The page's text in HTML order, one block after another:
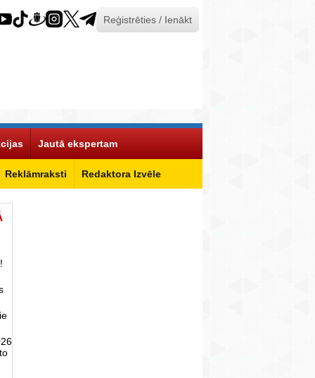
Reģistrēties / Ienākt
Reklāmraksti Redaktora Izvēle
Jautā ekspertam